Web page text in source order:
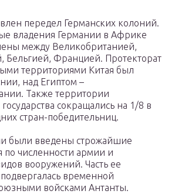
передел Германских колоний.
владения Германии в Африке
между Великобританией,
Бельгией, Францией. Протекторат
территориями Китая был
над Египтом –
Также территории
сокращались на 1/8 в
стран-победительниц.
были введены строжайшие
по численности армии и
вооружений. Часть ее
временной
войсками Антанты.